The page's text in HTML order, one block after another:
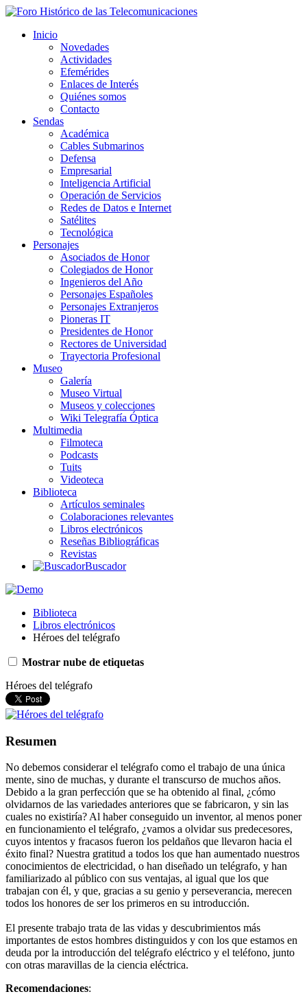
Inicio
Novedades
Actividades
Efemérides
Enlaces de Interés
Quiénes somos
Contacto
Sendas
Académica
Cables Submarinos
Defensa
Empresarial
Inteligencia Artificial
Operación de Servicios
Redes de Datos e Internet
Satélites
Tecnológica
Personajes
Asociados de Honor
Colegiados de Honor
Ingenieros del Año
Personajes Españoles
Personajes Extranjeros
Pioneras IT
Presidentes de Honor
Rectores de Universidad
Trayectoria Profesional
Museo
Galería
Museo Virtual
Museos y colecciones
Wiki Telegrafía Óptica
Multimedia
Filmoteca
Podcasts
Tuits
Videoteca
Biblioteca
Artículos seminales
Colaboraciones relevantes
Libros electrónicos
Reseñas Bibliográficas
Revistas
Buscador
Biblioteca
Libros electrónicos
Héroes del telégrafo
Mostrar nube de etiquetas
Héroes del telégrafo
Resumen
No debemos considerar el telégrafo como el trabajo de una única
mente, sino de muchas, y durante el transcurso de muchos años.
Debido a la gran perfección que se ha obtenido al final, ¿cómo
olvidarnos de las variedades anteriores que se fabricaron, y sin las
cuales no existiría? Al haber conseguido un inventor, al menos poner
en funcionamiento el telégrafo, ¿vamos a olvidar sus predecesores,
cuyos intentos y fracasos fueron los peldaños que llevaron hacia el
éxito final? Nuestra gratitud a todos los que han aumentado nuestros
conocimientos de electricidad, o han diseñado un telégrafo, y han
familiarizado al público con sus ventajas, al igual que los que
trabajan con él, y que, gracias a su genio y perseverancia, merecen
todos los honores de ser los primeros en su introducción.
El presente trabajo trata de las vidas y descubrimientos más
importantes de estos hombres distinguidos y con los que estamos en
deuda por la introducción del telégrafo eléctrico y el teléfono, junto
con otras maravillas de la ciencia eléctrica.
Recomendaciones: